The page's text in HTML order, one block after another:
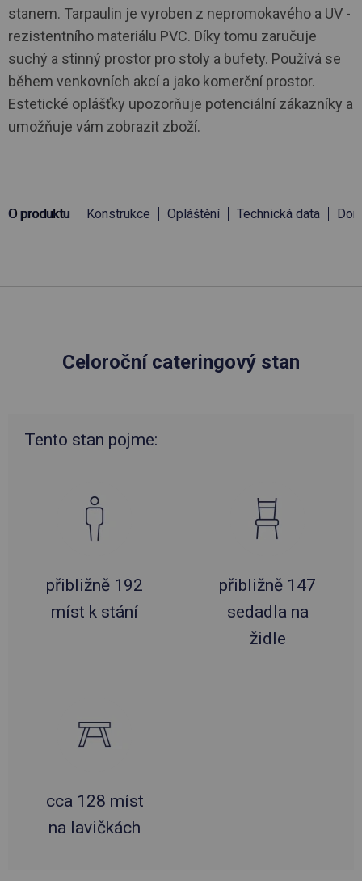
stanem. Tarpaulin je vyroben z nepromokavého a UV -
rezistentního materiálu PVC. Díky tomu zaručuje
suchý a stinný prostor pro stoly a bufety. Používá se
během venkovních akcí a jako komerční prostor.
Estetické oplášťky upozorňuje potenciální zákazníky a
umožňuje vám zobrazit zboží.
O produktu Konstrukce Opláštění Technická data
Celoroční cateringový stan
Tento stan pojme:
přibližně 192
míst k stání
přibližně 147
sedadla na
židle
cca 128 míst
na lavičkách